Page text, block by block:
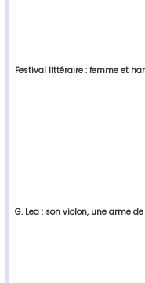
Festival littéraire : femme et
G. Lea : son violon, une arme